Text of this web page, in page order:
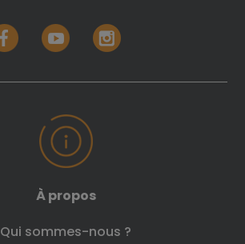
À propos
Qui sommes-nous ?